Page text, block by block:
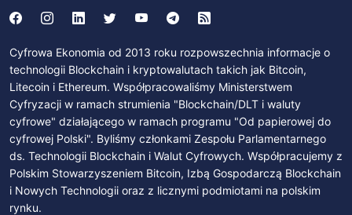
Cyfrowa Ekonomia od 2013 roku rozpowszechnia informacje o
technologii Blockchain i kryptowalutach takich jak Bitcoin,
Litecoin i Ethereum. Współpracowaliśmy Ministerstwem
Cyfryzacji w ramach strumienia "Blockchain/DLT i waluty
cyfrowe" działającego w ramach programu "Od papierowej do
cyfrowej Polski". Byliśmy członkami Zespołu Parlamentarnego
ds. Technologii Blockchain i Walut Cyfrowych. Współpracujemy z
Polskim Stowarzyszeniem Bitcoin, Izbą Gospodarczą Blockchain
i Nowych Technologii oraz z licznymi podmiotami na polskim
rynku.